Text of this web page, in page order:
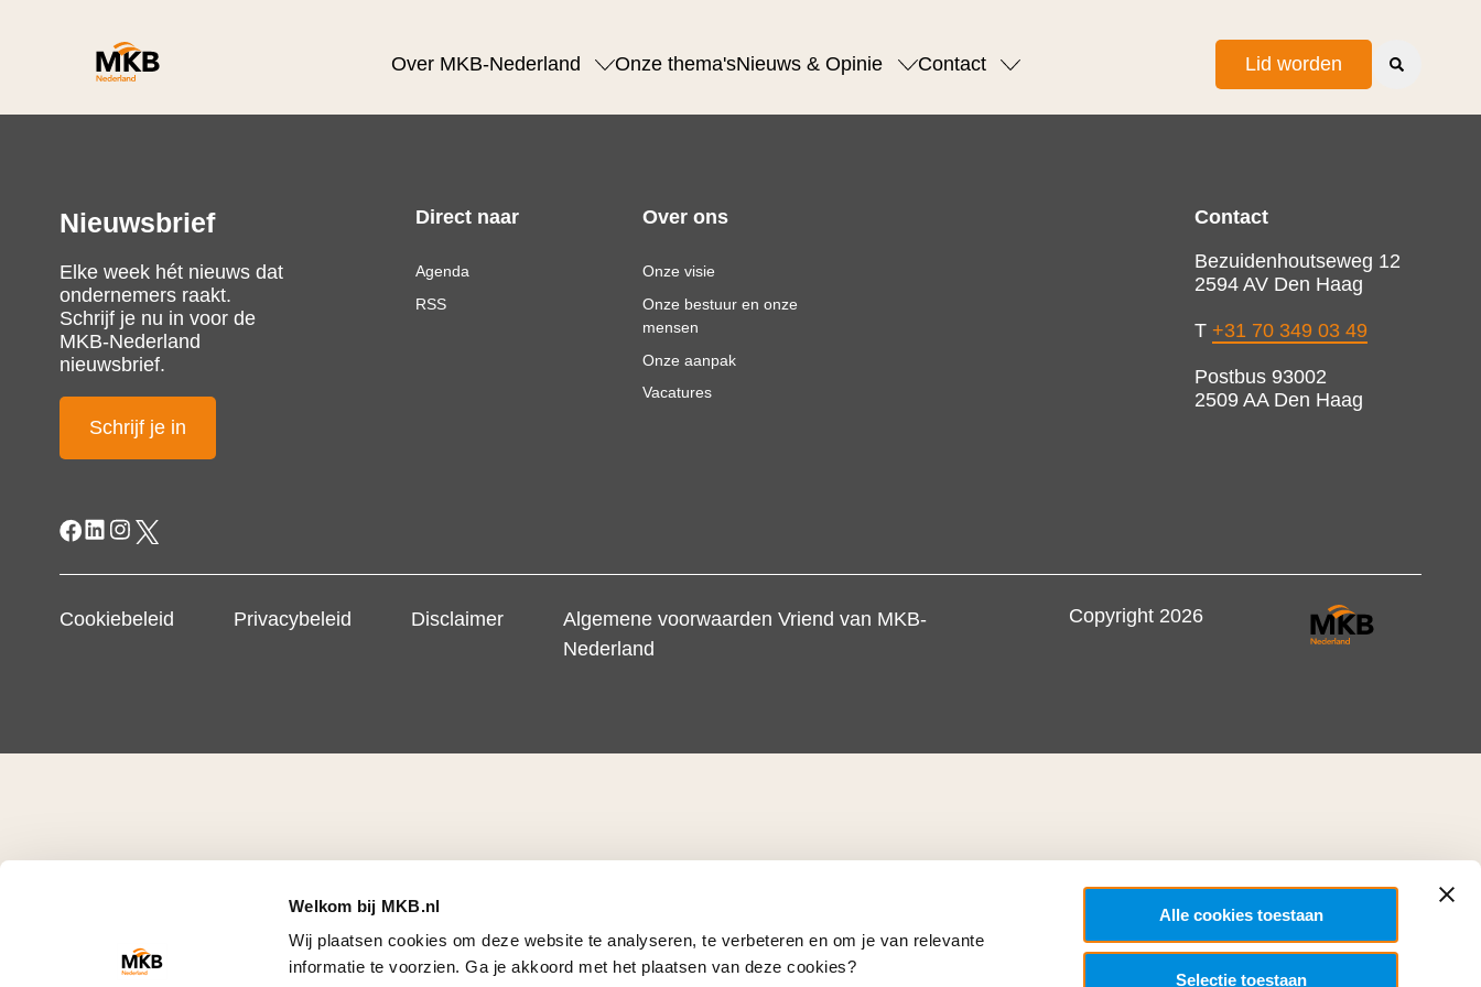
Welkom bij MKB.nl
Wij plaatsen cookies om deze website te analyseren, te verbeteren en om je van relevante
informatie te voorzien. Ga je akkoord met het plaatsen van deze cookies?
Alle cookies toestaan
Selectie toestaan
Over MKB-Nederland Onze thema'sNieuws & Opinie Contact Lid worden
Nieuwsbrief
Elke week hét nieuws dat
ondernemers raakt.
Schrijf je nu in voor de
MKB-Nederland
nieuwsbrief.
Schrijf je in
Direct naar
Agenda
RSS
Over ons
Onze visie
Onze bestuur en onze
mensen
Onze aanpak
Vacatures
Contact
Bezuidenhoutseweg 12
2594 AV Den Haag
T +31 70 349 03 49
Postbus 93002
2509 AA Den Haag
Cookiebeleid Privacybeleid Disclaimer
Algemene voorwaarden Vriend van MKB-
Nederland
Copyright 2026